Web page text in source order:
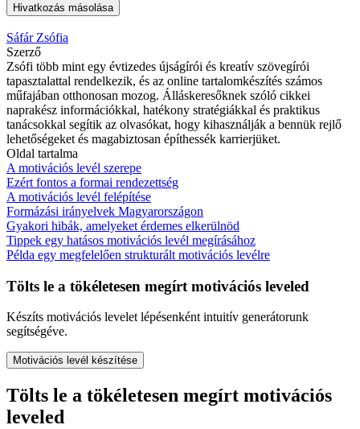
Hivatkozás másolása
Sáfár Zsófia
Szerző
Zsófi több mint egy évtizedes újságírói és kreatív szövegírói
tapasztalattal rendelkezik, és az online tartalomkészítés számos
műfajában otthonosan mozog. Álláskeresőknek szóló cikkei
naprakész információkkal, hatékony stratégiákkal és praktikus
tanácsokkal segítik az olvasókat, hogy kihasználják a bennük rejlő
lehetőségeket és magabiztosan építhessék karrierjüket.
Oldal tartalma
A motivációs levél szerepe
Ezért fontos a formai rendezettség
A motivációs levél felépítése
Formázási irányelvek Magyarországon
Gyakori hibák, amelyeket érdemes elkerülnöd
Tippek egy hatásos motivációs levél megírásához
Példa egy megfelelően strukturált motivációs levélre
Tölts le a tökéletesen megírt motivációs leveled
Készíts motivációs levelet lépésenként intuitív generátorunk
segítségéve.
Motivációs levél készítése
Tölts le a tökéletesen megírt motivációs
leveled